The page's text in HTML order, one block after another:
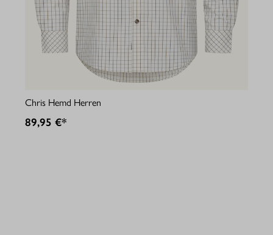
Chris Hemd Herren
89,95 €*